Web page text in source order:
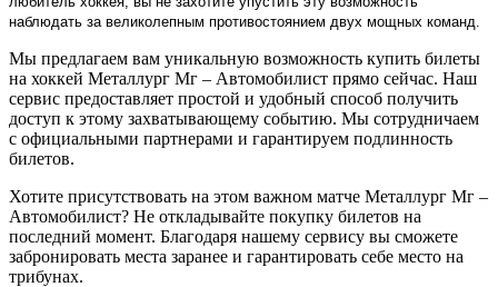
наблюдать за великолепным противостоянием двух мощных команд.
Мы предлагаем вам уникальную возможность купить билеты
на хоккей Металлург Мг – Автомобилист прямо сейчас. Наш
сервис предоставляет простой и удобный способ получить
доступ к этому захватывающему событию. Мы сотрудничаем
с официальными партнерами и гарантируем подлинность
билетов.
Хотите присутствовать на этом важном матче Металлург Мг –
Автомобилист? Не откладывайте покупку билетов на
последний момент. Благодаря нашему сервису вы сможете
забронировать места заранее и гарантировать себе место на
трибунах.